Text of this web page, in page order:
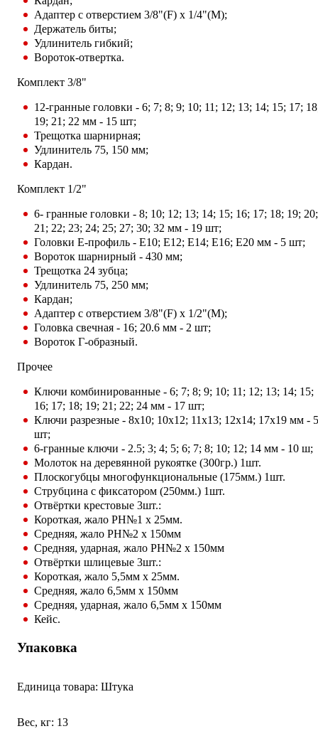
Адаптер с отверстием 3/8"(F) x 1/4"(M);
Держатель биты;
Удлинитель гибкий;
Вороток-отвертка.
Комплект 3/8"
12-гранные головки - 6; 7; 8; 9; 10; 11; 12; 13; 14; 15; 17;
19; 21; 22 мм - 15 шт;
Трещотка шарнирная;
Удлинитель 75, 150 мм;
Кардан.
Комплект 1/2"
6- гранные головки - 8; 10; 12; 13; 14; 15; 16; 17; 18; 19; 20;
21; 22; 23; 24; 25; 27; 30; 32 мм - 19 шт;
Головки Е-профиль - E10; E12; E14; E16; E20 мм - 5 шт;
Вороток шарнирный - 430 мм;
Трещотка 24 зубца;
Удлинитель 75, 250 мм;
Кардан;
Адаптер с отверстием 3/8"(F) x 1/2"(M);
Головка свечная - 16; 20.6 мм - 2 шт;
Вороток Г-образный.
Прочее
Ключи комбинированные - 6; 7; 8; 9; 10; 11; 12; 13; 14; 15;
16; 17; 18; 19; 21; 22; 24 мм - 17 шт;
Ключи разрезные - 8x10; 10x12; 11x13; 12x14; 17x19 мм - 5
шт;
6-гранные ключи - 2.5; 3; 4; 5; 6; 7; 8; 10; 12; 14 мм - 10 ш;
Молоток на деревянной рукоятке (300гр.) 1шт.
Плоскогубцы многофункциональные (175мм.) 1шт.
Струбцина с фиксатором (250мм.) 1шт.
Отвёртки крестовые 3шт.:
Короткая, жало РН№1 х 25мм.
Средняя, жало РН№2 х 150мм
Средняя, ударная, жало РН№2 х 150мм
Отвёртки шлицевые 3шт.:
Короткая, жало 5,5мм х 25мм.
Средняя, жало 6,5мм х 150мм
Средняя, ударная, жало 6,5мм х 150мм
Кейс.
Упаковка
Единица товара: Штука
Вес, кг: 13